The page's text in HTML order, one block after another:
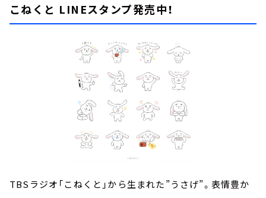
こねくと LINEスタンプ発売中！
TBSラジオ「こねくと」から生まれた”うさげ”。表情豊か